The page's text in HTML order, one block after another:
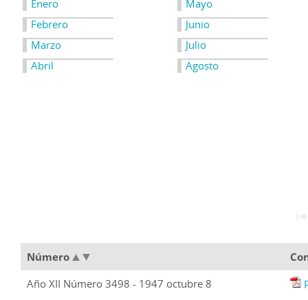
Enero
Febrero
Marzo
Abril
Mayo
Junio
Julio
Agosto
Número
Año XII Número 3498 - 1947 octubre 8